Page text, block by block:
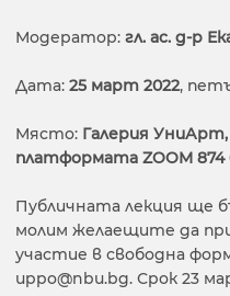
Модератор: гл. ас. д-р
Дата: 25 март 2022,
Място: Галерия
платформата ZOOM 874
Публичната лекция ще
молим желаещите да
участие в свободна
uppo@nbu.bg. Срок 23